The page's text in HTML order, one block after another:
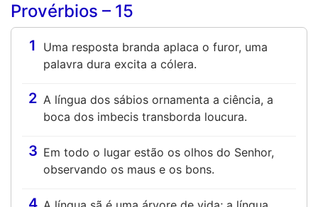
Provérbios – 15
1
Uma resposta branda aplaca o furor, uma
palavra dura excita a cólera.
2 A língua dos sábios ornamenta a ciência, a
boca dos imbecis transborda loucura.
3 Em todo o lugar estão os olhos do Senhor,
observando os maus e os bons.
4